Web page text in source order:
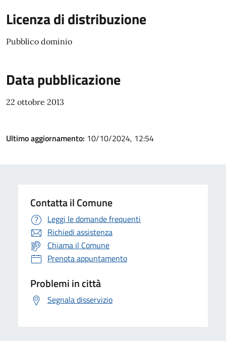
Licenza di distribuzione
Pubblico dominio
Data pubblicazione
22 ottobre 2013
Ultimo aggiornamento: 10/10/2024, 12:54
Contatta il Comune
Leggi le domande frequenti
Richiedi assistenza
Chiama il Comune
Prenota appuntamento
Problemi in città
Segnala disservizio